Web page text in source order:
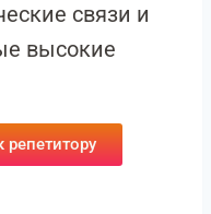
связи и
высокие